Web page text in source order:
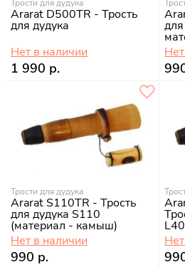
Трости для дудука
Ararat D500TR - Трость
для дудука
Нет в наличии
1 990 р.
Трости для дудука
Ararat S110TR - Трость
для дудука S110
(материал - камыш)
Нет в наличии
990 р.